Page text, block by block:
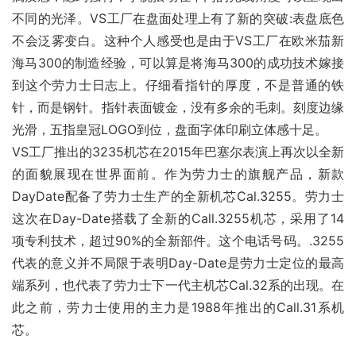
不同的光泽。VS工厂在盘面处理上有了新的突破:表盘底色
不会泛雾变白。这种个人感受也是由于VS工厂在欧米茄新
海马300的制造经验，可以算是将海马300的成功技术嫁接
到这个劳力士日志上。仔细看指针的厚度，不是普通的铁
针，而是钢针。指针表面镀金，没有多余的毛刺。刻度边缘
光滑，五指皇冠LOGO到位，盘面字体印刷立体感十足。
VS工厂推出的3235机芯在2015年巴塞尔表演上再次以全新
的面貌展现在世界面前。作为劳力士的旗舰产品，新款
DayDate配备了劳力士生产的全新机芯Cal.3255。劳力士
这次在Day-Date搭载了全新的Call.3255机芯，采用了14
项专利技术，超过90%的全新部件。这个电话号码。.3255
代表的意义并不局限于表明Day-Date是劳力士定位的最高
端系列，也代表了劳力士下一代主机芯Cal.32系的出现。在
此之前，劳力士使用的主力是1988年推出的Call.31系机
芯。